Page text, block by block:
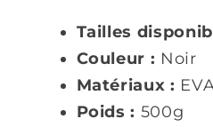
Tailles
Couleur : Noir
Matériaux :
Poids : 500g